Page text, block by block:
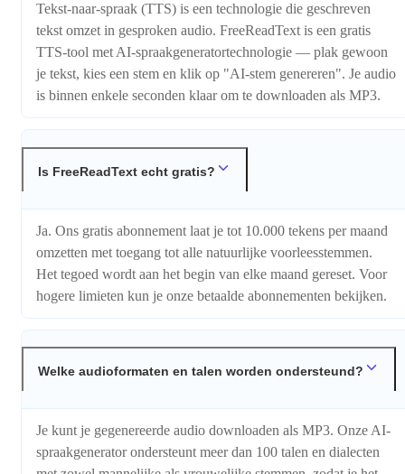
Tekst-naar-spraak (TTS) is een technologie die geschreven
tekst omzet in gesproken audio. FreeReadText is een gratis
TTS-tool met AI-spraakgeneratortechnologie — plak gewoon
je tekst, kies een stem en klik op "AI-stem genereren". Je audio
is binnen enkele seconden klaar om te downloaden als MP3.
Is FreeReadText echt gratis?
Ja. Ons gratis abonnement laat je tot 10.000 tekens per maand
omzetten met toegang tot alle natuurlijke voorleesstemmen.
Het tegoed wordt aan het begin van elke maand gereset. Voor
hogere limieten kun je onze betaalde abonnementen bekijken.
Welke audioformaten en talen worden ondersteund?
Je kunt je gegenereerde audio downloaden als MP3. Onze AI-
spraakgenerator ondersteunt meer dan 100 talen en dialecten